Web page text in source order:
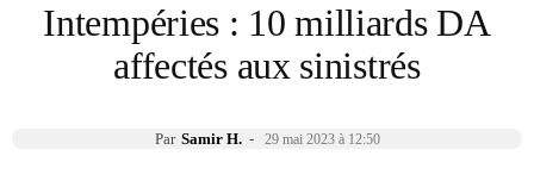
Intempéries : 10 milliards DA
affectés aux sinistrés
Par Samir H. - 29 mai 2023 à 12:50